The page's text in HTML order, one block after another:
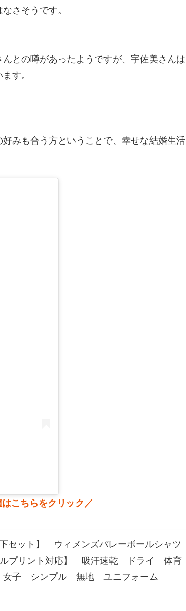
さそうです。
んとの噂があったようですが、宇佐美さんは
す。
みも合う方ということで、幸せな結婚生活
こちらをクリック／
セット】 ウィメンズバレーボールシャツ
プリント対応】 吸汗速乾 ドライ 体育
女子 シンプル 無地 ユニフォーム